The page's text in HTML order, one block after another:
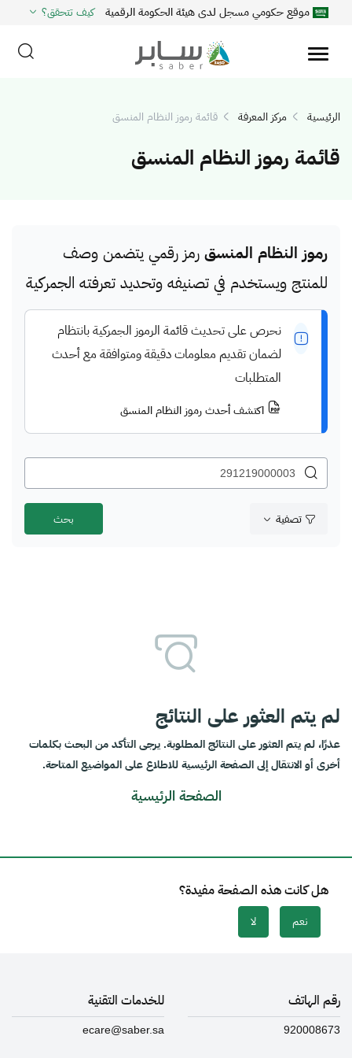
موقع حكومي مسجل لدى هيئة الحكومة الرقمية كيف تتحقق؟
الرئيسية مركز المعرفة قائمة رموز النظام المنسق
قائمة رموز النظام المنسق
رموز النظام المنسق رمز رقمي يتضمن وصف
للمنتج ويستخدم في تصنيفه وتحديد تعرفته الجمركية
نحرص على تحديث قائمة الرموز الجمركية بانتظام
لضمان تقديم معلومات دقيقة ومتوافقة مع أحدث
المتطلبات
اكتشف أحدث رموز النظام المنسق
تصفية
لم يتم العثور على النتائج
عذرًا، لم يتم العثور على النتائج المطلوبة. يرجى التأكد من البحث بكلمات
أخرى أو الانتقال إلى الصفحة الرئيسية للاطلاع على المواضيع المتاحة.
الصفحة الرئيسية
هل كانت هذه الصفحة مفيدة؟
نعم لا
رقم الهاتف
920008673
للخدمات التقنية
ecare@saber.sa